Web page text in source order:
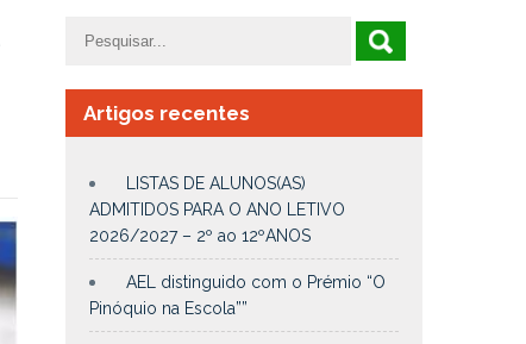
Artigos recentes
LISTAS DE ALUNOS(AS)
ADMITIDOS PARA O ANO LETIVO
2026/2027 – 2º ao 12ºANOS
AEL distinguido com o Prémio “O
Pinóquio na Escola””